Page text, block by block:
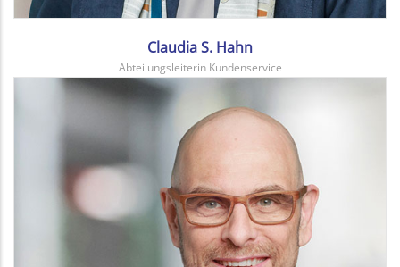
Claudia S. Hahn
Abteilungsleiterin Kundenservice